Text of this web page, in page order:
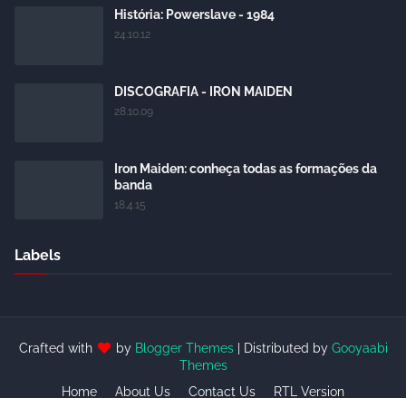
História: Powerslave - 1984
24.10.12
DISCOGRAFIA - IRON MAIDEN
28.10.09
Iron Maiden: conheça todas as formações da
banda
18.4.15
Labels
Crafted with by Blogger Themes| Distributed by Gooyaabi
Themes
Home
About Us Contact Us RTL Version